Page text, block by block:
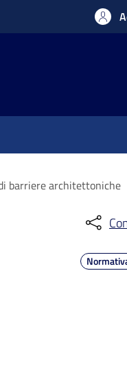
barriere architettoniche